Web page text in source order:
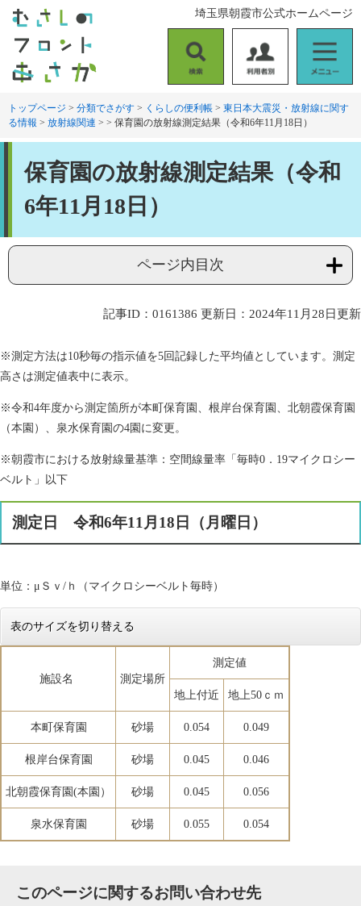
す
。
し
て
索
用
者
別
ニ
ュ
ー
埼玉県朝霞市公式ホームページ
トップページ > 分類でさがす > くらしの便利帳 > 東日本大震災・放射線に関す
る情報 > 放射線関連 > > 保育園の放射線測定結果（令和6年11月18日）
保育園の放射線測定結果（令和
6年11月18日）
ページ内目次
記事ID：0161386 更新日：2024年11月28日更新
※測定方法は10秒毎の指示値を5回記録した平均値としています。測定
高さは測定値表中に表示。
※令和4年度から測定箇所が本町保育園、根岸台保育園、北朝霞保育園
（本園）、泉水保育園の4園に変更。
※朝霞市における放射線量基準：空間線量率「毎時0．19マイクロシー
ベルト」以下
測定日 令和6年11月18日（月曜日）
単位：μＳｖ/ｈ（マイクロシーベルト毎時）
表のサイズを切り替える
施設名 測定場所
測定値
地上付近 地上50ｃｍ
本町保育園 砂場 0.054 0.049
根岸台保育園 砂場 0.045 0.046
北朝霞保育園(本園） 砂場 0.045 0.056
泉水保育園 砂場 0.055 0.054
このページに関するお問い合わせ先